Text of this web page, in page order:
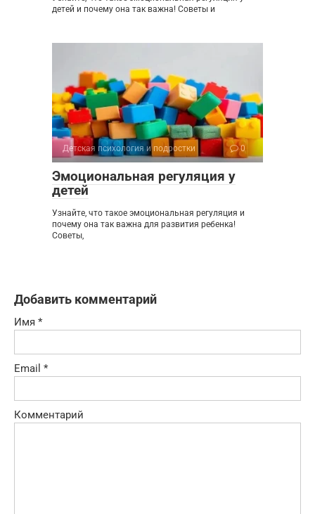
детей и почему она так важна! Советы и
Детская психология и подростки 0
Эмоциональная регуляция у
детей
Узнайте, что такое эмоциональная регуляция и
почему она так важна для развития ребенка!
Советы,
Добавить комментарий
Имя *
Email *
Комментарий